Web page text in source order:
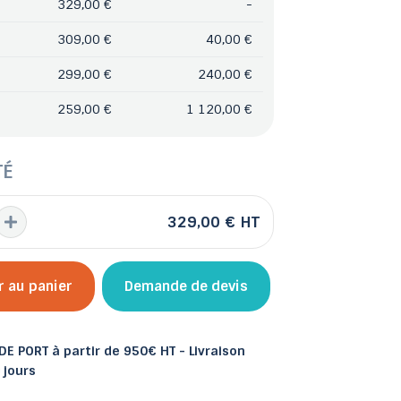
bacs
329,00 € -
309,00 € 40,00 €
299,00 € 240,00 €
259,00 € 1 120,00 €
329,00 € HT
au panier Demande de devis
PORT à partir de 950€ HT - Livraison
jours